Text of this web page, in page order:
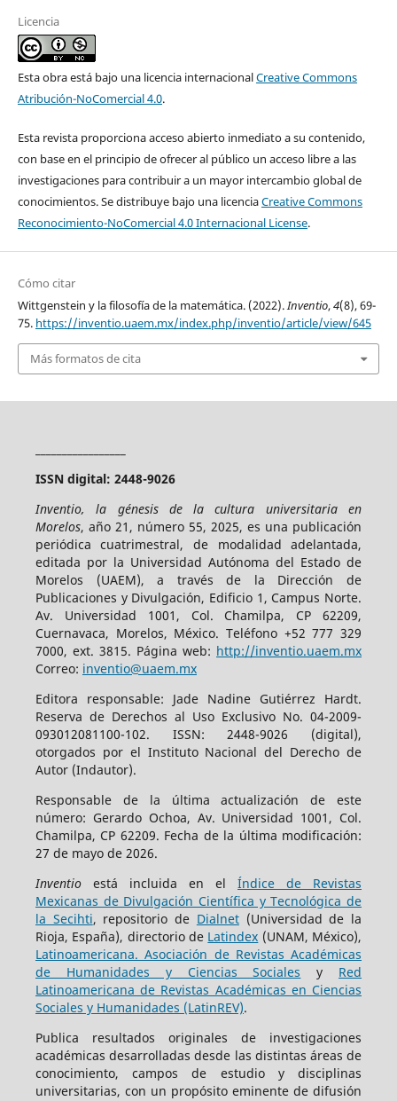
Licencia
Esta obra está bajo una licencia internacionalCreative Commons
Atribución-NoComercial 4.0.
Esta revista proporciona acceso abierto inmediato a su contenido,
con base en el principio de ofrecer al público un acceso libre a las
investigaciones para contribuir a un mayor intercambio global de
conocimientos. Se distribuye bajo una licenciaCreative Commons
Reconocimiento-NoComercial 4.0 Internacional License.
Cómo citar
Wittgenstein y la filosofía de la matemática. (2022).Inventio,4(8), 69-
75. https://inventio.uaem.mx/index.php/inventio/article/view/645
Más formatos de cita
ISSN digital: 2448-9026
Inventio, la génesis de la cultura universitaria en
Morelos, año 21, número 55, 2025, es una publicación
periódica cuatrimestral, de modalidad adelantada,
editada por la Universidad Autónoma del Estado de
Morelos (UAEM), a través de la Dirección de
Publicaciones y Divulgación, Edificio 1, Campus Norte.
Av. Universidad 1001, Col. Chamilpa, CP 62209,
Cuernavaca, Morelos, México. Teléfono +52 777 329
7000, ext. 3815. Página web: http://inventio.uaem.mx
Correo: inventio@uaem.mx
Editora responsable: Jade Nadine Gutiérrez Hardt.
Reserva de Derechos al Uso Exclusivo No. 04-2009-
093012081100-102. ISSN: 2448-9026 (digital),
otorgados por el Instituto Nacional del Derecho de
Autor (Indautor).
Responsable de la última actualización de este
número: Gerardo Ochoa, Av. Universidad 1001, Col.
Chamilpa, CP 62209. Fecha de la última modificación:
27 de mayo de 2026.
Inventioestá incluida en elÍndice de Revistas
Mexicanas de Divulgación Científica y Tecnológica de
la Secihti, repositorio de Dialnet(Universidad de la
Rioja, España), directorio de Latindex (UNAM, México),
Latinoamericana. Asociación de Revistas Académicas
de Humanidades y Ciencias Sociales y Red
Latinoamericana de Revistas Académicas en Ciencias
Sociales y Humanidades (LatinREV).
Publica resultados originales de investigaciones
académicas desarrolladas desde las distintas áreas de
conocimiento, campos de estudio y disciplinas
universitarias, con un propósito eminente de difusión